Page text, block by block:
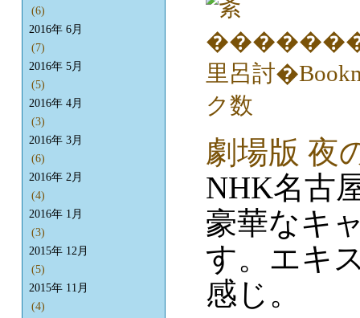
劇場版 夜
NHK名古
豪華なキ
す。エキ
感じ。
(6)
2016年 6月
(7)
2016年 5月
(5)
2016年 4月
(3)
2016年 3月
(6)
2016年 2月
(4)
2016年 1月
(3)
2015年 12月
(5)
2015年 11月
(4)